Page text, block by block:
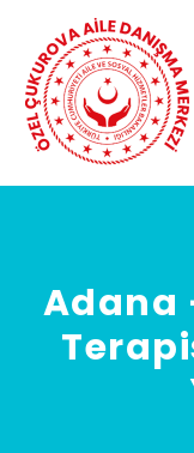
Adana